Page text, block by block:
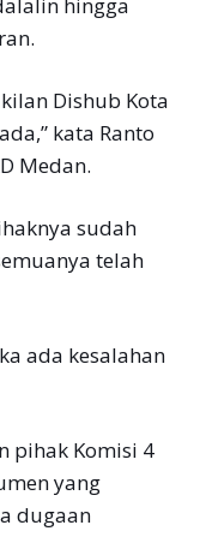
hingga
Dishub Kota
kata Ranto
Medan.
sudah
telah
ada kesalahan
pihak Komisi 4
yang
dugaan